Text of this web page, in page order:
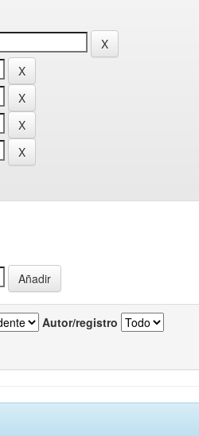
Autor/registro